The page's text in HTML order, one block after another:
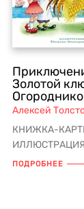
Золотой
Алексей
КНИЖКА-
ОГОРОДНИКОВА
ПОДРОБНЕЕ